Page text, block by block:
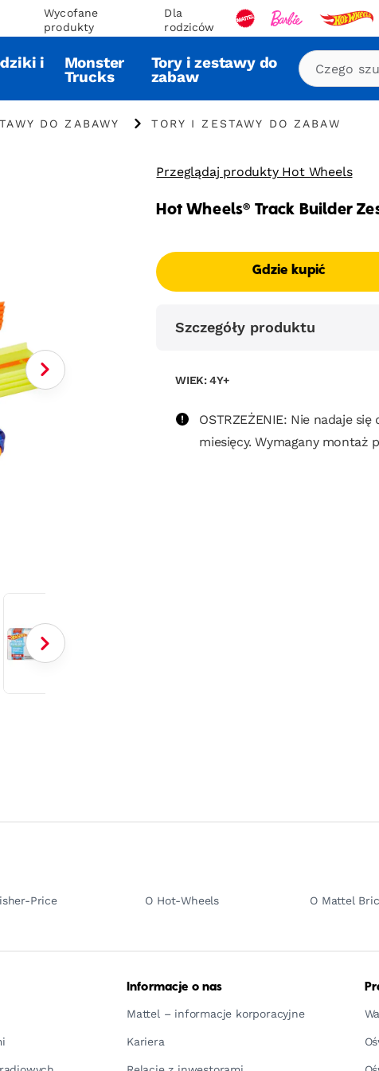
Wycofane
produkty
Dla
rodziców
i Monster
Trucks
Tory i zestawy do
zabaw
DO ZABAWY TORY I ZESTAWY DO ZABAW
Przeglądaj produkty Hot Wheels
Hot Wheels® Track Builder
Gdzie kupić
Szczegóły produktu
WIEK: 4Y+
OSTRZEŻENIE: Nie nadaje
miesięcy. Wymagany montaż
Price O Hot-Wheels
O Mattel
Informacje o nas
Mattel – informacje korporacyjne
Kariera